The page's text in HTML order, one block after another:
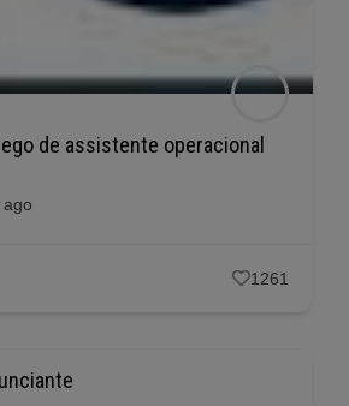
de assistente operacional
1261